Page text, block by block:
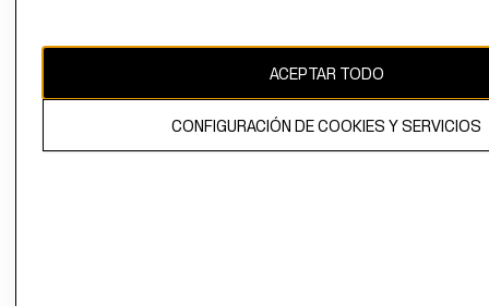
El contenido de esta página web está protegido por copyright y es
propiedad de H&M Hennes & Mauritz AB.
ACEPTAR TODO
CONFIGURACIÓN DE COOKIES Y SERVICIOS